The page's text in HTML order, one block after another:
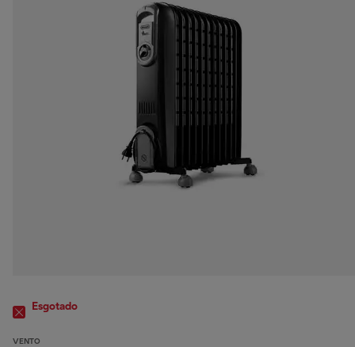
Esgotado
VENTO